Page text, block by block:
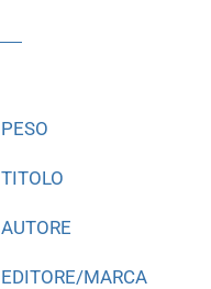
PESO
TITOLO
AUTORE
EDITORE/MARCA